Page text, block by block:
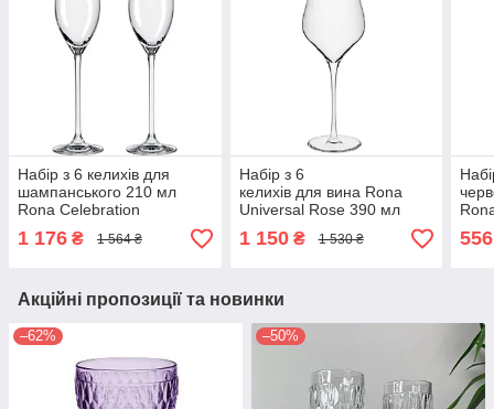
Набір з 6 келихів для
шампанського 210 мл
Rona Celebration
1 176 ₴ 1 564 ₴
Набір з 6
келихів для вина Rona
Universal Rose 390 мл
1 150₴ 1 530 ₴ 556
Акційні пропозиції та новинки
–62% –50%